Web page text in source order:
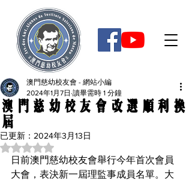
澳門慈幼校友會改選順利換
屆
澳門慈幼校友會 - 網站小編
2024年1月7日 讀畢需時 1 分鐘
已更新： 2024年3月13日
評等為 NaN（最高為 5 顆星）。
日前澳門慈幼校友會舉行今年首次會員
大會，表決新一屆理監事成員名單。大